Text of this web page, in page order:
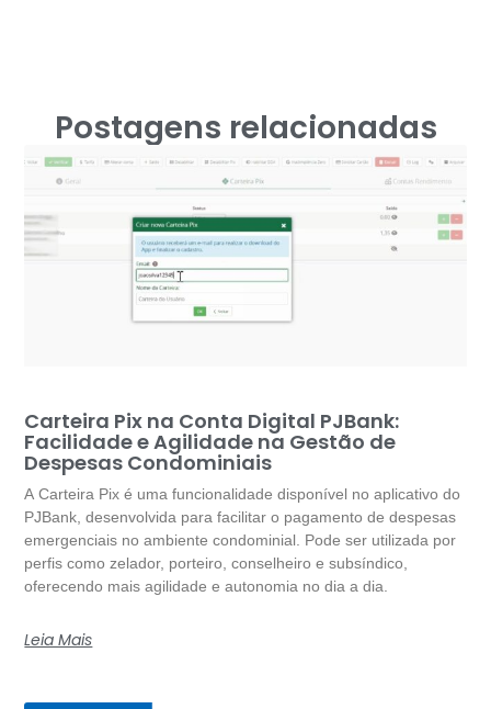
Postagens relacionadas
Carteira Pix na Conta Digital PJBank:
Facilidade e Agilidade na Gestão de
Despesas Condominiais
A Carteira Pix é uma funcionalidade disponível no aplicativo do
PJBank, desenvolvida para facilitar o pagamento de despesas
emergenciais no ambiente condominial. Pode ser utilizada por
perfis como zelador, porteiro, conselheiro e subsíndico,
oferecendo mais agilidade e autonomia no dia a dia.
Leia Mais